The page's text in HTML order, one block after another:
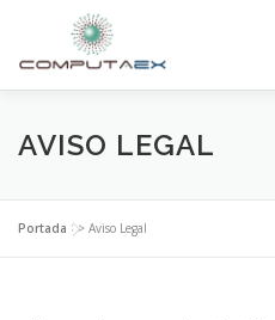
INICIO LA FUNDACIÓN
SUPERCOMPUTACIÓN
AVISO LEGAL
Portada >> Aviso Legal